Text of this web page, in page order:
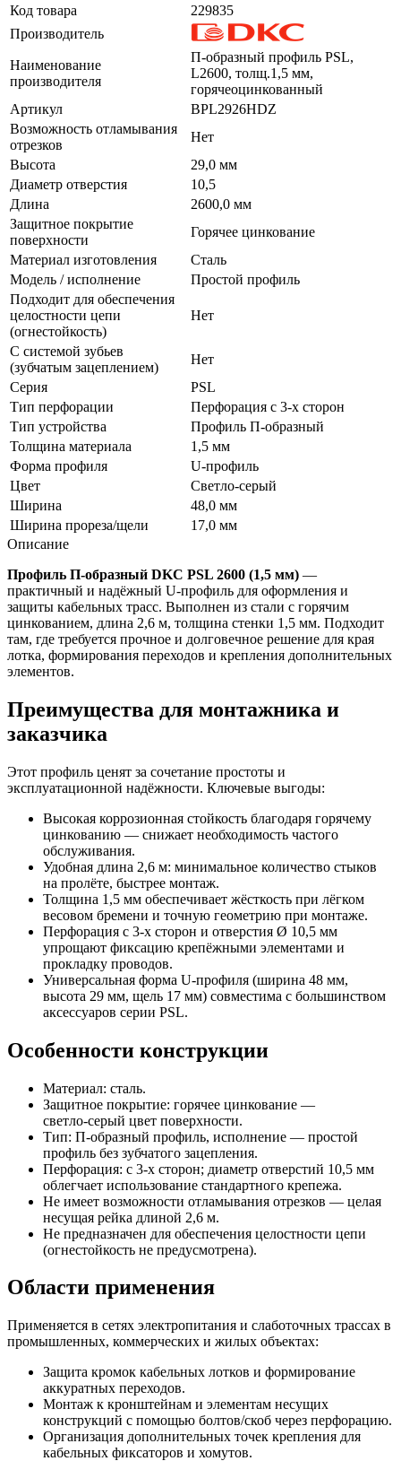
Код товара
229835
Производитель
Наименование
производителя
П-образный профиль PSL,
L2600, толщ.1,5 мм,
горячеоцинкованный
Артикул
BPL2926HDZ
Возможность отламывания
отрезков
Нет
Высота
29,0 мм
Диаметр отверстия
10,5
Длина
2600,0 мм
Защитное покрытие
поверхности
Горячее цинкование
Материал изготовления
Сталь
Модель / исполнение
Простой профиль
Подходит для обеспечения
целостности цепи
(огнестойкость)
Нет
С системой зубьев
(зубчатым зацеплением)
Нет
Серия
PSL
Тип перфорации
Перфорация с 3-х сторон
Тип устройства
Профиль П-образный
Толщина материала
1,5 мм
Форма профиля
U-профиль
Цвет
Светло-серый
Ширина
48,0 мм
Ширина прореза/щели
17,0 мм
Описание
Профиль П-образный DKC PSL 2600 (1,5 мм) —
практичный и надёжный U‑профиль для оформления и
защиты кабельных трасс. Выполнен из стали с горячим
цинкованием, длина 2,6 м, толщина стенки 1,5 мм. Подходит
там, где требуется прочное и долговечное решение для края
лотка, формирования переходов и крепления дополнительных
элементов.
Преимущества для монтажника и
заказчика
Этот профиль ценят за сочетание простоты и
эксплуатационной надёжности. Ключевые выгоды:
Высокая коррозионная стойкость благодаря горячему
цинкованию — снижает необходимость частого
обслуживания.
Удобная длина 2,6 м: минимальное количество стыков
на пролёте, быстрее монтаж.
Толщина 1,5 мм обеспечивает жёсткость при лёгком
весовом бремени и точную геометрию при монтаже.
Перфорация с 3‑х сторон и отверстия Ø 10,5 мм
упрощают фиксацию крепёжными элементами и
прокладку проводов.
Универсальная форма U‑профиля (ширина 48 мм,
высота 29 мм, щель 17 мм) совместима с большинством
аксессуаров серии PSL.
Особенности конструкции
Материал: сталь.
Защитное покрытие: горячее цинкование —
светло‑серый цвет поверхности.
Тип: П-образный профиль, исполнение — простой
профиль без зубчатого зацепления.
Перфорация: с 3‑х сторон; диаметр отверстий 10,5 мм
облегчает использование стандартного крепежа.
Не имеет возможности отламывания отрезков — целая
несущая рейка длиной 2,6 м.
Не предназначен для обеспечения целостности цепи
(огнестойкость не предусмотрена).
Области применения
Применяется в сетях электропитания и слаботочных трассах в
промышленных, коммерческих и жилых объектах:
Защита кромок кабельных лотков и формирование
аккуратных переходов.
Монтаж к кронштейнам и элементам несущих
конструкций с помощью болтов/скоб через перфорацию.
Организация дополнительных точек крепления для
кабельных фиксаторов и хомутов.